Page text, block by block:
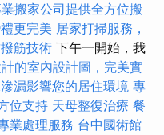
搬家公司提供全方位搬
更完美 居家打掃服務，
筋技術 下午一開始，我
的室內設計圖，完美實
漏影響您的居住環境 專
位支持 天母整復治療 餐
業處理服務 台中國術館